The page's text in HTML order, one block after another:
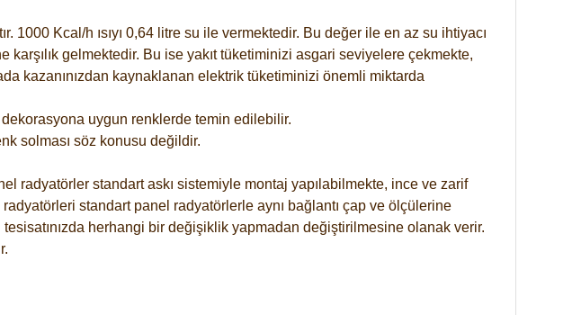
1000 Kcal/h ısıyı 0,64 litre su ile vermektedir. Bu değer ile en az su ihtiyacı
gelmektedir. Bu ise yakıt tüketiminizi asgari seviyelere çekmekte,
kazanınızdan kaynaklanan elektrik tüketiminizi önemli miktarda
uygun renklerde temin edilebilir.
solması söz konusu değildir.
radyatörler standart askı sistemiyle montaj yapılabilmekte, ince ve zarif
standart panel radyatörlerle aynı bağlantı çap ve ölçülerine
herhangi bir değişiklik yapmadan değiştirilmesine olanak verir.